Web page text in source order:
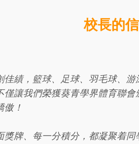
校長的信
，籃球、足球、羽毛球、游
讓我們榮獲葵青學界體育聯
傲！
獎牌、每一分積分，都凝聚着